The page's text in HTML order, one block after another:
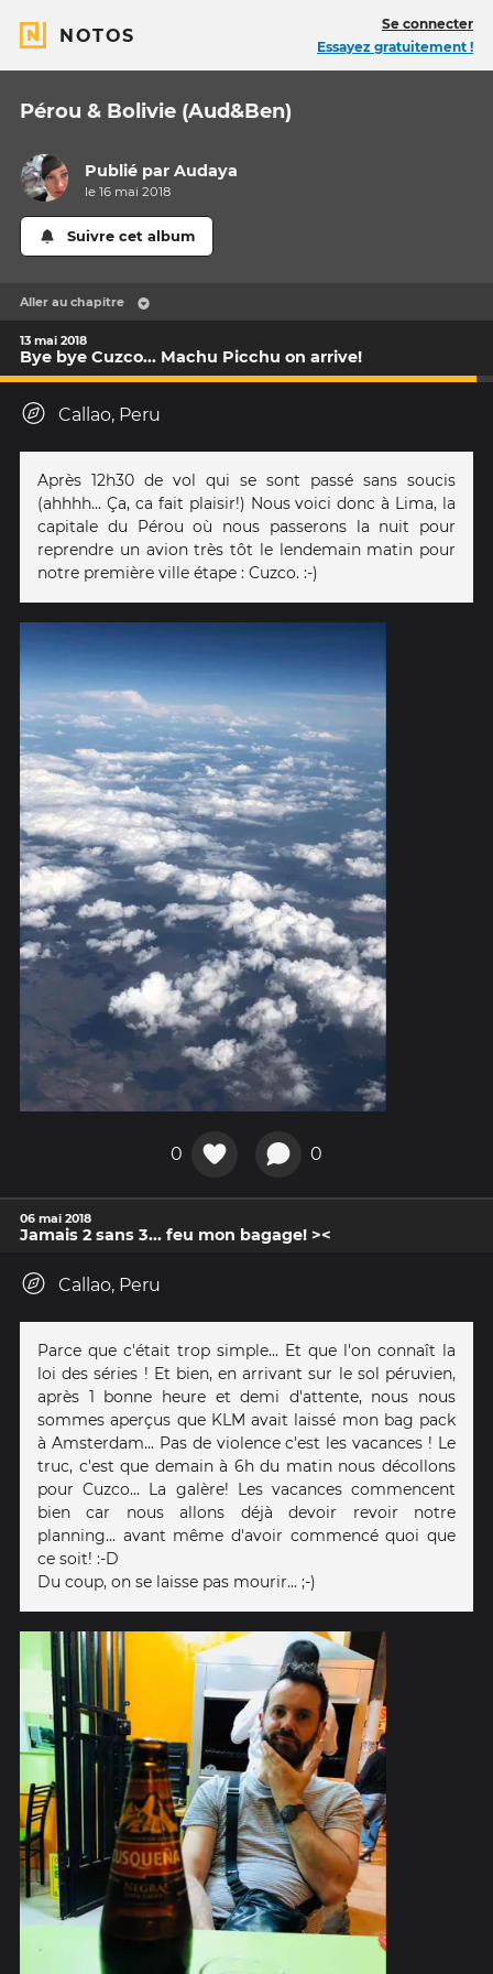
NOTOS
Se connecter
Essayez gratuitement !
Pérou & Bolivie (Aud&Ben)
Publié parAudaya
le 16 mai 2018
Suivre cet album
Aller au chapitre
13 mai 2018
Bye bye Cuzco... Machu Picchu on arrive!
Callao, Peru
Après 12h30 de vol qui se sont passé sans soucis
(ahhhh... Ça, ca fait plaisir!) Nous voici donc à Lima, la
capitale du Pérou où nous passerons la nuit pour
reprendre un avion très tôt le lendemain matin pour
notre première ville étape : Cuzco. :-)
0 0
06 mai 2018
Jamais 2 sans 3... feu mon bagage! ><
Callao, Peru
Parce que c'était trop simple... Et que l'on connaît la
loi des séries ! Et bien, en arrivant sur le sol péruvien,
après 1 bonne heure et demi d'attente, nous nous
sommes aperçus que KLM avait laissé mon bag pack
à Amsterdam... Pas de violence c'est les vacances ! Le
truc, c'est que demain à 6h du matin nous décollons
pour Cuzco... La galère! Les vacances commencent
bien car nous allons déjà devoir revoir notre
planning... avant même d'avoir commencé quoi que
ce soit! :-D
Du coup, on se laisse pas mourir... ;-)